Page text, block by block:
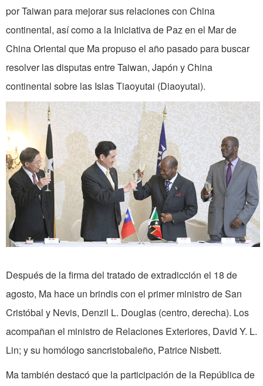
por Taiwan para mejorar sus relaciones con China
continental, así como a la Iniciativa de Paz en el Mar de
China Oriental que Ma propuso el año pasado para buscar
resolver las disputas entre Taiwan, Japón y China
continental sobre las Islas Tiaoyutai (Diaoyutai).
Después de la firma del tratado de extradicción el 18 de
agosto, Ma hace un brindis con el primer ministro de San
Cristóbal y Nevis, Denzil L. Douglas (centro, derecha). Los
acompañan el ministro de Relaciones Exteriores, David Y. L.
Lin; y su homólogo sancristobaleño, Patrice Nisbett.
Ma también destacó que la participación de la República de